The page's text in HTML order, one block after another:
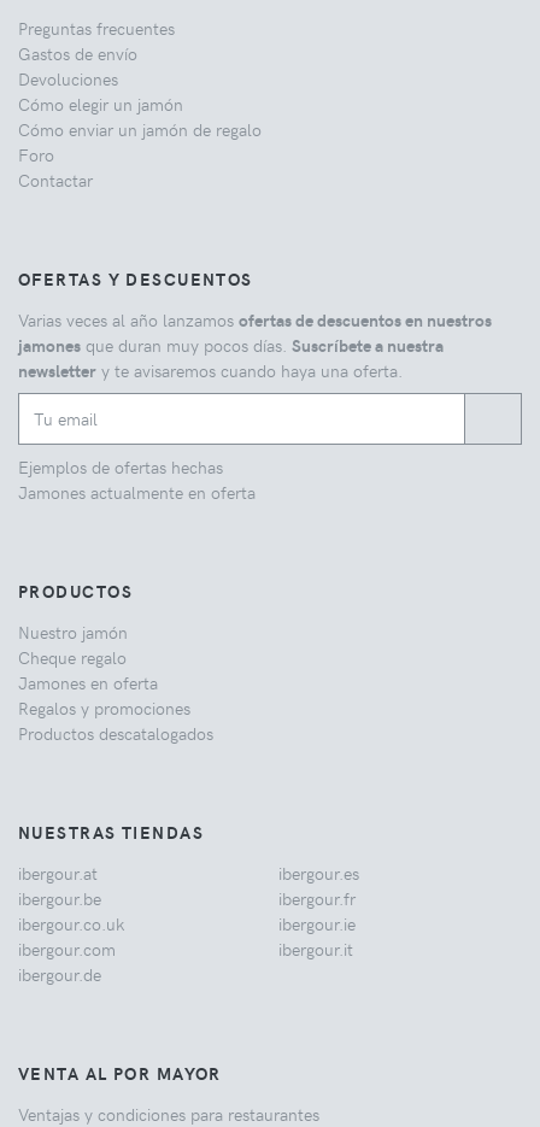
Preguntas frecuentes
Gastos de envío
Devoluciones
Cómo elegir un jamón
Cómo enviar un jamón de regalo
Foro
Contactar
OFERTAS Y DESCUENTOS
Varias veces al año lanzamos ofertas de descuentos en nuestros
jamones que duran muy pocos días. Suscríbete a nuestra
newsletter y te avisaremos cuando haya una oferta.
Ejemplos de ofertas hechas
Jamones actualmente en oferta
PRODUCTOS
Nuestro jamón
Cheque regalo
Jamones en oferta
Regalos y promociones
Productos descatalogados
NUESTRAS TIENDAS
ibergour.at
ibergour.be
ibergour.co.uk
ibergour.com
ibergour.de
ibergour.es
ibergour.fr
ibergour.ie
ibergour.it
VENTA AL POR MAYOR
Ventajas y condiciones para restaurantes